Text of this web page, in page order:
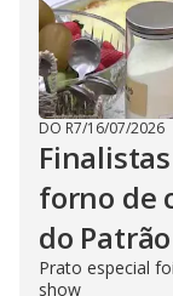
DO R7/16/07/2026
forno de
do Patrão
Prato especial
show